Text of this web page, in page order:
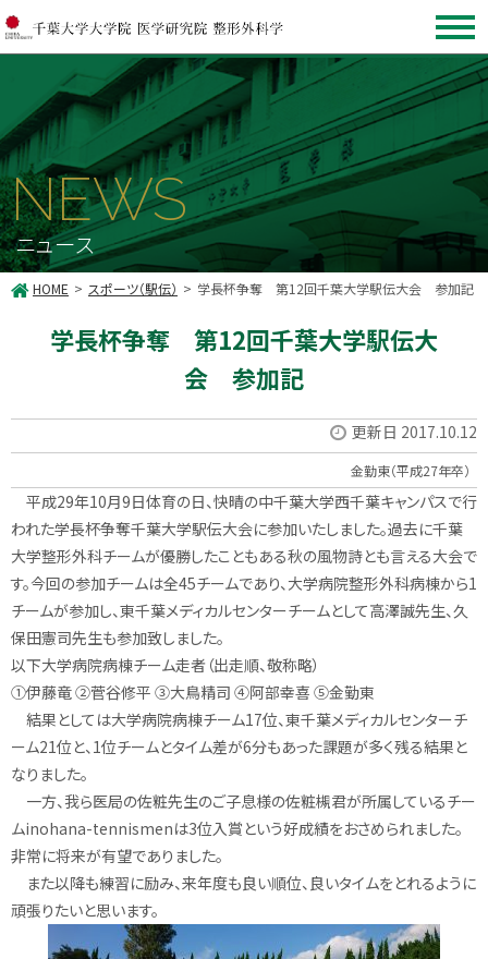
NEWS
ニュース
HOME スポーツ（駅伝） 学長杯争奪 第12回千葉大学駅伝大会 参加記
学長杯争奪 第12回千葉大学駅伝大
会 参加記
更新日 2017.10.12
金勤東（平成27年卒）
平成29年10月9日体育の日、快晴の中千葉大学西千葉キャンパスで行
われた学長杯争奪千葉大学駅伝大会に参加いたしました。過去に千葉
大学整形外科チームが優勝したこともある秋の風物詩とも言える大会で
す。今回の参加チームは全45チームであり、大学病院整形外科病棟から1
チームが参加し、東千葉メディカルセンターチームとして高澤誠先生、久
保田憲司先生も参加致しました。
以下大学病院病棟チーム走者（出走順、敬称略）
①伊藤竜 ②菅谷修平 ③大鳥精司 ④阿部幸喜 ⑤金勤東
結果としては大学病院病棟チーム17位、東千葉メディカルセンターチ
ーム21位と、1位チームとタイム差が6分もあった課題が多く残る結果と
なりました。
一方、我ら医局の佐粧先生のご子息様の佐粧槻君が所属しているチー
ムinohana-tennismenは3位入賞という好成績をおさめられました。
非常に将来が有望でありました。
また以降も練習に励み、来年度も良い順位、良いタイムをとれるように
頑張りたいと思います。